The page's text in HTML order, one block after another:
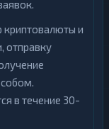
и
отправку
в течение 30-